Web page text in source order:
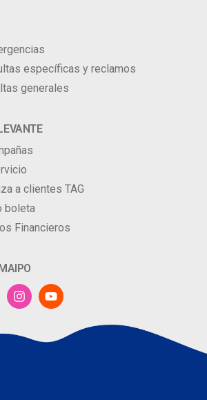
específicas y reclamos
generales
a clientes TAG
boleta
Financieros